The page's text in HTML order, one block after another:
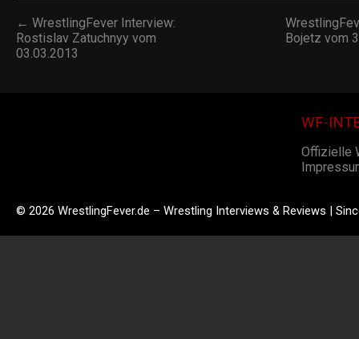
← WrestlingFever Interview:
Rostislav Zatuchnyy vom
03.03.2013
Bojetz vom
WF-
Offizielle
© 2026 WrestlingFever.de – Wrestling Interviews & Reviews |